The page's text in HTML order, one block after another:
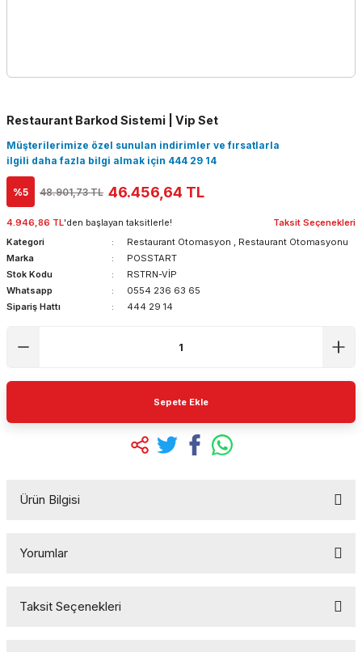
Restaurant Barkod Sistemi | Vip Set
Müşterilerimize özel sunulan indirimler ve fırsatlarla
ilgili daha fazla bilgi almak için 444 29 14
%5 48.901,73 TL 46.456,64 TL
4.946,86 TL'den başlayan taksitlerle!
Taksit Seçenekleri
Kategori
Restaurant Otomasyon , Restaurant Otomasyonu
Marka
POSSTART
Stok Kodu
RSTRN-VİP
Whatsapp
0554 236 63 65
Sipariş Hattı
444 29 14
Sepete Ekle
Ürün Bilgisi
Yorumlar
Taksit Seçenekleri